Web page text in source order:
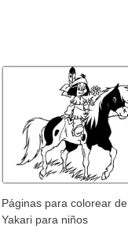
Páginas para colorear de
Yakari para niños